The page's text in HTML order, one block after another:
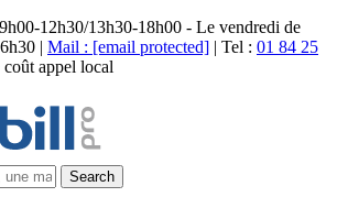
12h30/13h30-18h00 - Le vendredi de
| Mail : [email protected] | Tel : 01 84 25
appel local